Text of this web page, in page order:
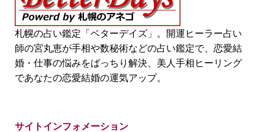
札幌の占い鑑定「ベターデイズ」。開運ヒーラー占い
師の宮丸恵が手相や数秘術などの占い鑑定で、恋愛結
婚・仕事の悩みをばっちり解決、美人手相ヒーリング
であなたの恋愛結婚の運気アップ。
サイトインフォメーション